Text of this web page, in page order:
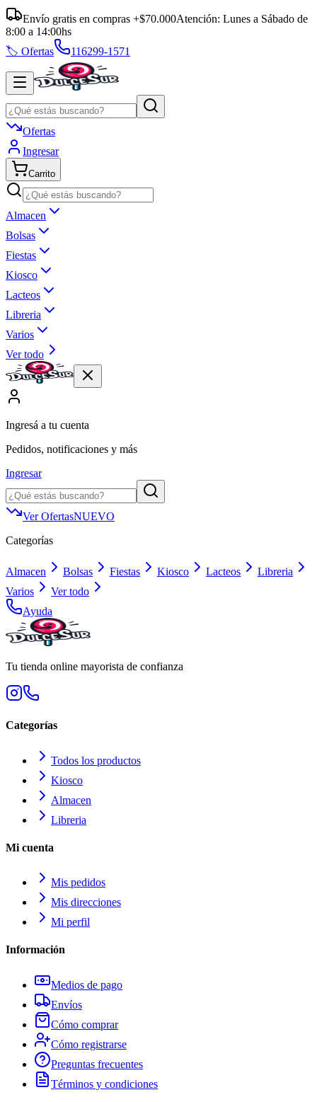
Envío gratis en compras +$70.000Atención: Lunes a Sábado de
8:00 a 14:00hs
🏷️ Ofertas
116299-1571
Ofertas
Ingresar
Carrito
Almacen
Bolsas
Fiestas
Kiosco
Lacteos
Libreria
Varios
Ver todo
Ingresá a tu cuenta
Pedidos, notificaciones y más
Ingresar
Ver OfertasNUEVO
Categorías
Almacen Bolsas Fiestas Kiosco Lacteos
Libreria
Varios
Ver todo
Ayuda
Tu tienda online mayorista de confianza
Categorías
Todos los productos
Kiosco
Almacen
Libreria
Mi cuenta
Mis pedidos
Mis direcciones
Mi perfil
Información
Medios de pago
Envíos
Cómo comprar
Cómo registrarse
Preguntas frecuentes
Términos y condiciones